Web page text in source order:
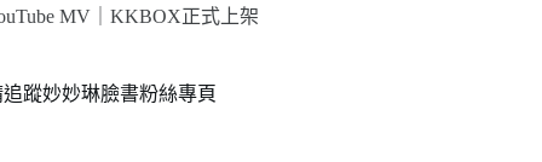
MV｜KKBOX正式上架
追蹤妙妙琳臉書粉絲專頁